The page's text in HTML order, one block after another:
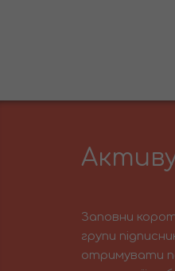
Заповни
групи
отримувати